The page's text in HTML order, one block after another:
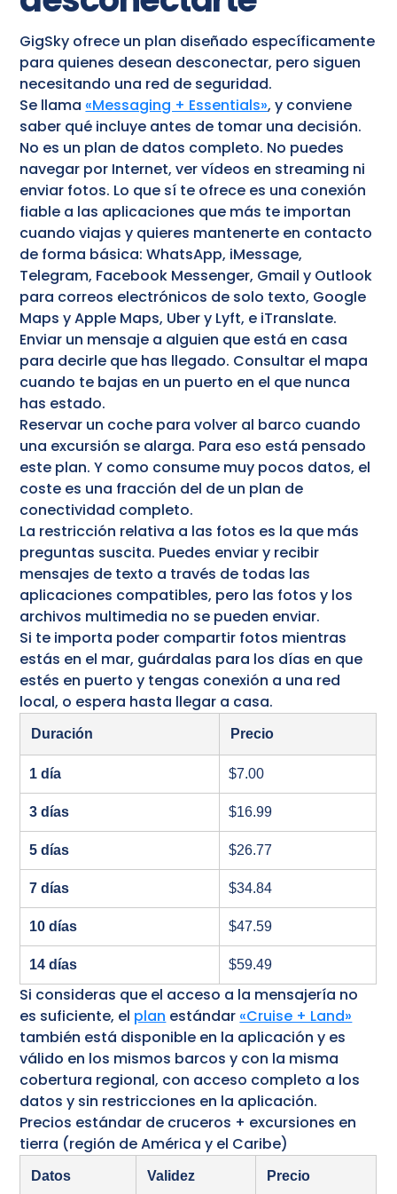
GigSky ofrece un plan diseñado específicamente
para quienes desean desconectar, pero siguen
necesitando una red de seguridad.
Se llama «Messaging + Essentials», y conviene
saber qué incluye antes de tomar una decisión.
No es un plan de datos completo. No puedes
navegar por Internet, ver vídeos en streaming ni
enviar fotos. Lo que sí te ofrece es una conexión
fiable a las aplicaciones que más te importan
cuando viajas y quieres mantenerte en contacto
de forma básica: WhatsApp, iMessage,
Telegram, Facebook Messenger, Gmail y Outlook
para correos electrónicos de solo texto, Google
Maps y Apple Maps, Uber y Lyft, e iTranslate.
Enviar un mensaje a alguien que está en casa
para decirle que has llegado. Consultar el mapa
cuando te bajas en un puerto en el que nunca
has estado.
Reservar un coche para volver al barco cuando
una excursión se alarga. Para eso está pensado
este plan. Y como consume muy pocos datos, el
coste es una fracción del de un plan de
conectividad completo.
La restricción relativa a las fotos es la que más
preguntas suscita. Puedes enviar y recibir
mensajes de texto a través de todas las
aplicaciones compatibles, pero las fotos y los
archivos multimedia no se pueden enviar.
Si te importa poder compartir fotos mientras
estás en el mar, guárdalas para los días en que
estés en puerto y tengas conexión a una red
local, o espera hasta llegar a casa.
Duración Precio
1 día $7.00
3 días $16.99
5 días $26.77
7 días $34.84
10 días $47.59
14 días $59.49
Si consideras que el acceso a la mensajería no
es suficiente, el plan estándar «Cruise + Land»
también está disponible en la aplicación y es
válido en los mismos barcos y con la misma
cobertura regional, con acceso completo a los
datos y sin restricciones en la aplicación.
Precios estándar de cruceros + excursiones en
tierra (región de América y el Caribe)
Datos Validez Precio